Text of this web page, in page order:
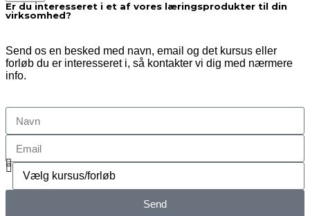
Er du interesseret i et af vores læringsprodukter til din
virksomhed?
Send os en besked med navn, email og det kursus eller
forløb du er interesseret i, så kontakter vi dig med nærmere
info.
Send